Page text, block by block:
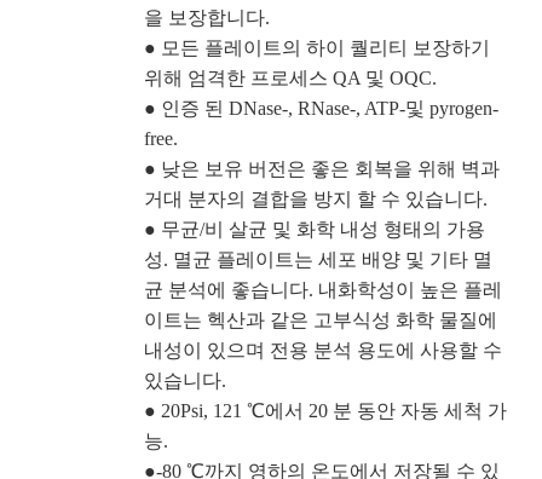
을 보장합니다.
● 모든 플레이트의 하이 퀄리티 보장하기
위해 엄격한 프로세스 QA 및 OQC.
● 인증 된 DNase-, RNase-, ATP-및 pyrogen-
free.
● 낮은 보유 버전은 좋은 회복을 위해 벽과
거대 분자의 결합을 방지 할 수 있습니다.
● 무균/비 살균 및 화학 내성 형태의 가용
성. 멸균 플레이트는 세포 배양 및 기타 멸
균 분석에 좋습니다. 내화학성이 높은 플레
이트는 헥산과 같은 고부식성 화학 물질에
내성이 있으며 전용 분석 용도에 사용할 수
있습니다.
● 20Psi, 121 ℃에서 20 분 동안 자동 세척 가
능.
●-80 ℃까지 영하의 온도에서 저장될 수 있